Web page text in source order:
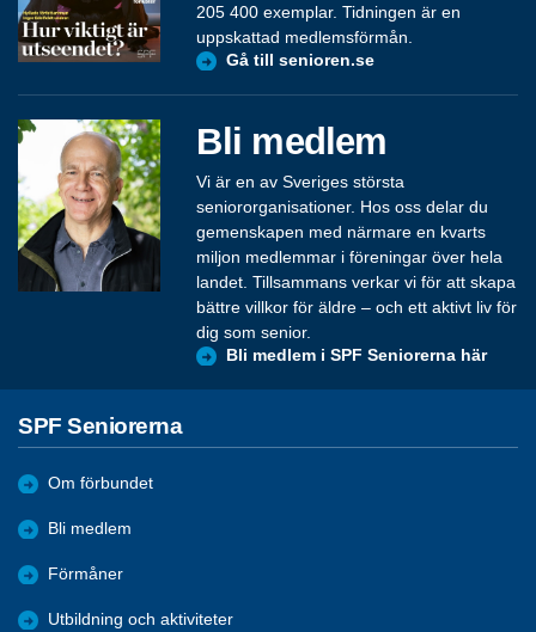
205 400 exemplar. Tidningen är en
uppskattad medlemsförmån.
Gå till senioren.se
Bli medlem
Vi är en av Sveriges största
seniororganisationer. Hos oss delar du
gemenskapen med närmare en kvarts
miljon medlemmar i föreningar över hela
landet. Tillsammans verkar vi för att skapa
bättre villkor för äldre – och ett aktivt liv för
dig som senior.
Bli medlem i SPF Seniorerna här
SPF Seniorerna
Om förbundet
Bli medlem
Förmåner
Utbildning och aktiviteter